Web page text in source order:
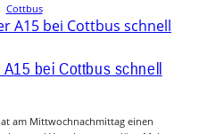
Cottbus
bei Cottbus schnell
am Mittwochnachmittag einen